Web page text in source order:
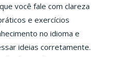
você fale com clareza
e exercícios
no idioma e
ideias corretamente.